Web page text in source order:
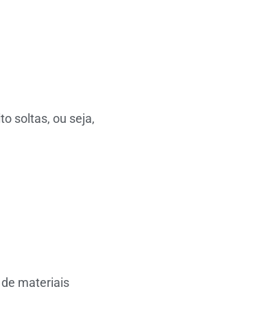
soltas, ou seja,
materiais